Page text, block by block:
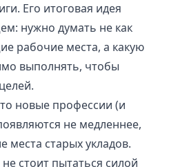
Его итоговая идея
нужно думать не как
рабочие места, а какую
выполнять, чтобы
новые профессии (и
не медленнее,
места старых укладов.
стоит пытаться силой